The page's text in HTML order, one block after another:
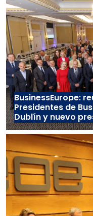
BusinessEurope:
Presidentes de
Dublín y nuevo